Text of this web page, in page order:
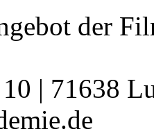
der
| 71638